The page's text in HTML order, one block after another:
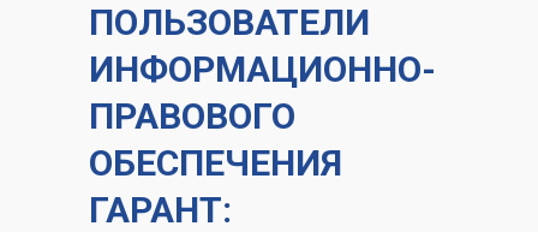
ПОЛЬЗОВАТЕЛИ
ИНФОРМАЦИОННО-
ПРАВОВОГО
ОБЕСПЕЧЕНИЯ
ГАРАНТ: